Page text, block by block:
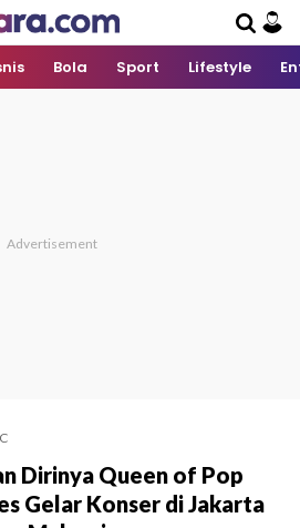
Bola Sport Lifestyle
Dirinya Queen of Pop
Gelar Konser di Jakarta